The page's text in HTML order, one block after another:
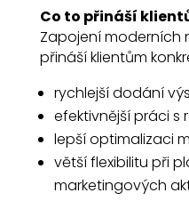
Co to přináší
Zapojení moderních
přináší klientům
rychlejší dodání
efektivnější práci s
lepší optimalizaci
větší flexibilitu při
marketingových